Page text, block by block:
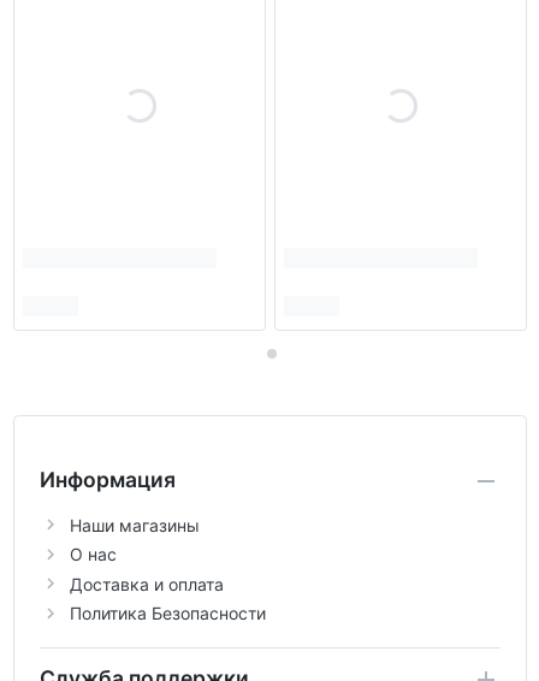
Информация
Наши магазины
О нас
Доставка и оплата
Политика Безопасности